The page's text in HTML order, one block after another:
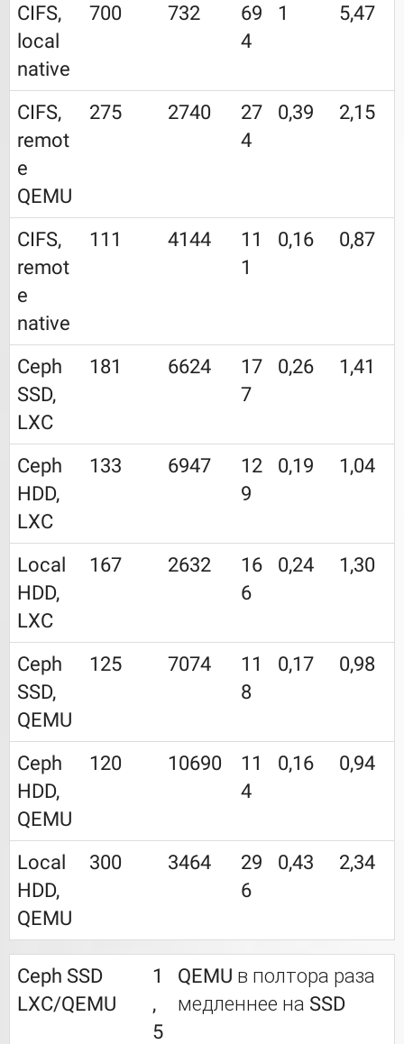
CIFS,
local
native
700 732
69
4
1 5,47
CIFS,
remot
e
QEMU
275 2740
27
4
0,39 2,15
CIFS,
remot
e
native
111 4144
11
1
0,16 0,87
Ceph
SSD,
LXC
181 6624
17
7
0,26 1,41
Ceph
HDD,
LXC
133 6947
12
9
0,19 1,04
Local
HDD,
LXC
167 2632
16
6
0,24 1,30
Ceph
SSD,
QEMU
125 7074
11
8
0,17 0,98
Ceph
HDD,
QEMU
120 10690
11
4
0,16 0,94
Local
HDD,
QEMU
300 3464
29
6
0,43 2,34
Ceph SSD
LXC/QEMU
1
,
5
QEMU в полтора раза
медленнее на SSD